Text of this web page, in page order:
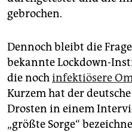
gebrochen.
Dennoch bleibt die
bekannte Lockdown-
die nochinfektiösere
Kurzem hat der
Drosten in einem
„größte Sorge“